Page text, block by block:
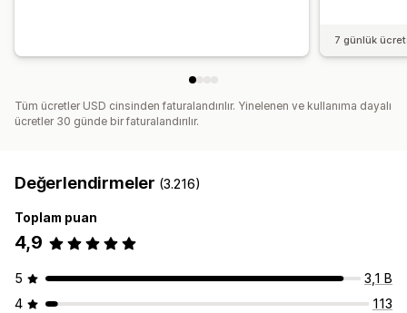
7 günlük
Tüm ücretler USD cinsinden faturalandırılır. Yinelenen ve kullanıma dayalı
ücretler 30 günde bir faturalandırılır.
Değerlendirmeler (3.216)
Toplam puan
4,9
5
3,1 B
4
113